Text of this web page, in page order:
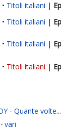
Titoli italiani |
Titoli italiani |
Titoli italiani |
Titoli italiani |
- Quante volte...
· vari